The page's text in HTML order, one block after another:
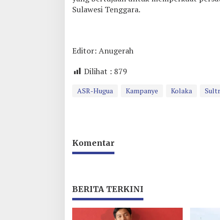
Sulawesi Tenggara.
Editor: Anugerah
Dilihat : 879
ASR-Hugua Kampanye Kolaka
Komentar
BERITA TERKINI